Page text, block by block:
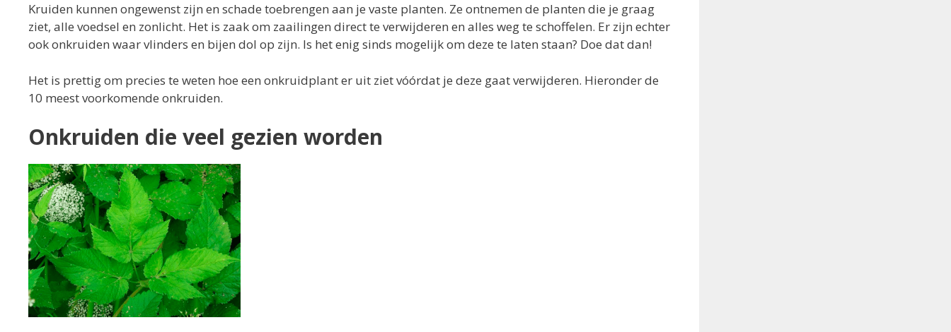
Kruiden kunnen ongewenst zijn en schade toebrengen aan je vaste planten. Ze ontnemen de planten die je graag
ziet, alle voedsel en zonlicht. Het is zaak om zaailingen direct te verwijderen en alles weg te schoffelen. Er zijn echter
ook onkruiden waar vlinders en bijen dol op zijn. Is het enig sinds mogelijk om deze te laten staan? Doe dat dan!
Het is prettig om precies te weten hoe een onkruidplant er uit ziet vóórdat je deze gaat verwijderen. Hieronder de
10 meest voorkomende onkruiden.
Onkruiden die veel gezien worden